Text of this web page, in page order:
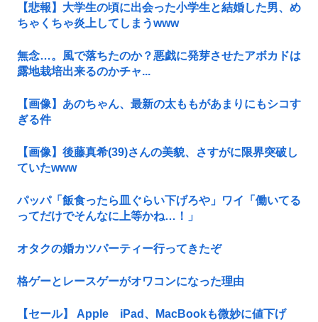
【悲報】大学生の頃に出会った小学生と結婚した男、め
ちゃくちゃ炎上してしまうwww
無念…。風で落ちたのか？悪戯に発芽させたアボカドは
露地栽培出来るのかチャ...
【画像】あのちゃん、最新の太ももがあまりにもシコす
ぎる件
【画像】後藤真希(39)さんの美貌、さすがに限界突破し
ていたwww
パッパ「飯食ったら皿ぐらい下げろや」ワイ「働いてる
ってだけでそんなに上等かね…！」
オタクの婚カツパーティー行ってきたぞ
格ゲーとレースゲーがオワコンになった理由
【セール】 Apple iPad、MacBookも微妙に値下げ